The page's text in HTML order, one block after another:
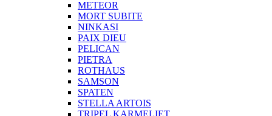
METEOR
MORT SUBITE
NINKASI
PAIX DIEU
PELICAN
PIETRA
ROTHAUS
SAMSON
SPATEN
STELLA ARTOIS
TRIPEL KARMELIET